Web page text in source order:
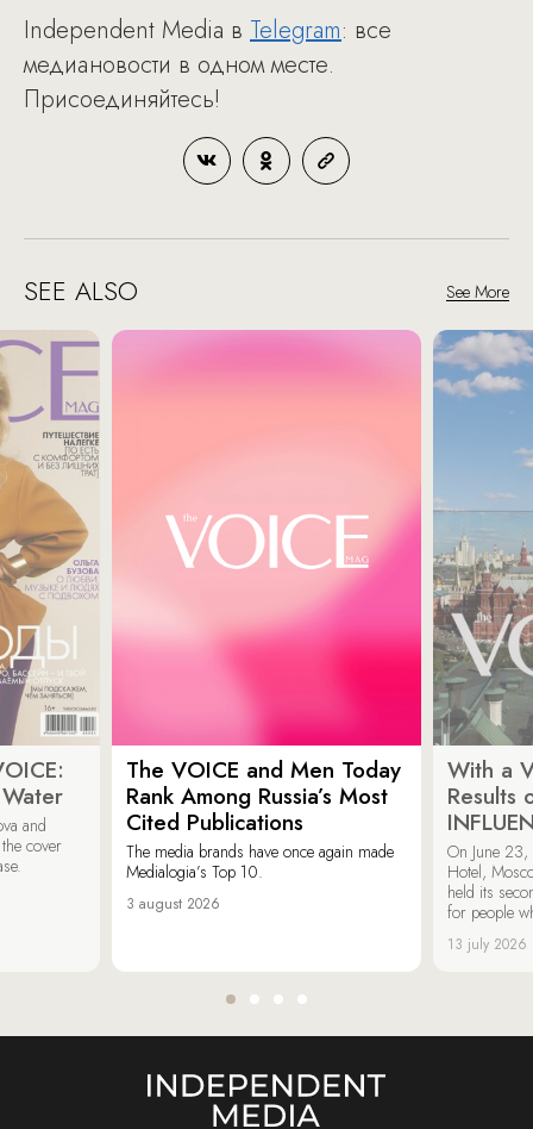
Independent Media в Telegram: все
медиановости в одном месте.
Присоединяйтесь!
SEE ALSO See More
and
cover
The VOICE and Men Today
Rank Among Russia’s Most
Cited Publications
The media brands have once again made
Medialogia’s Top 10.
3 august 2026
With a
Results
On June
Hotel,
held its
for people
13 july 2026